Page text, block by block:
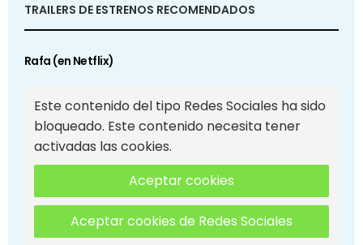
TRAILERS DE ESTRENOS RECOMENDADOS
Rafa (en Netflix)
Este contenido del tipo Redes Sociales ha sido
bloqueado. Este contenido necesita tener
activadas las cookies.
Aceptar cookies
Aceptar cookies de Redes Sociales